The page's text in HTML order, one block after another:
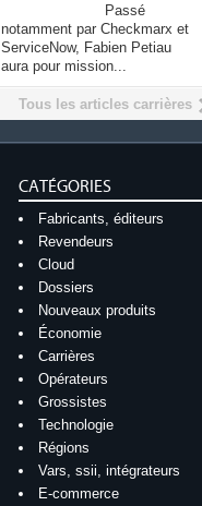
Passé
notamment par Checkmarx et
ServiceNow, Fabien Petiau
aura pour mission...
Tous les articles carrières
CATÉGORIES
Fabricants, éditeurs
Revendeurs
Cloud
Dossiers
Nouveaux produits
Économie
Carrières
Opérateurs
Grossistes
Technologie
Régions
Vars, ssii, intégrateurs
E-commerce